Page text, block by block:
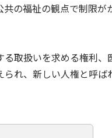
の福祉の観点で制限が
取扱いを求める権利、
れ、新しい人権と呼ば